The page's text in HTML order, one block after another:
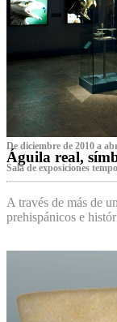
De diciembre de 2010 a
Águila real,
Sala de exposiciones
A través de más de
prehispánicos e